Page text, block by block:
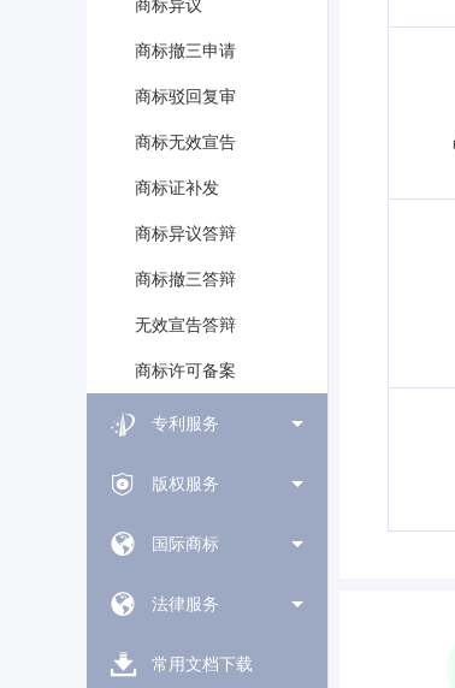
商标异议
商标撤三申请
商标驳回复审
商标无效宣告
商标证补发
商标异议答辩
商标撤三答辩
无效宣告答辩
商标许可备案
专利服务
版权服务
国际商标
法律服务
常用文档下载